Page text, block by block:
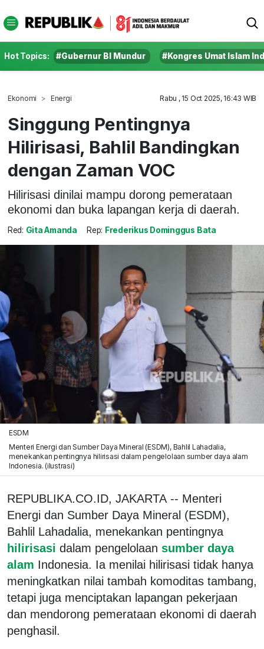
Hot Topics: #Gubernur BI Mundur #Kongres Umat Islam
Ekonomi Energi Rabu , 15 Oct 2025, 16:43 WIB
Singgung Pentingnya
Hilirisasi, Bahlil Bandingkan
dengan Zaman VOC
Hilirisasi dinilai mampu dorong pemerataan
ekonomi dan buka lapangan kerja di daerah.
Red: Gita Amanda Rep: Frederikus Dominggus Bata
ESDM
Menteri Energi dan Sumber Daya Mineral (ESDM), Bahlil Lahadalia,
menekankan pentingnya hilirisasi dalam pengelolaan sumber daya alam
Indonesia. (ilustrasi)
REPUBLIKA.CO.ID, JAKARTA -- Menteri
Energi dan Sumber Daya Mineral (ESDM),
Bahlil Lahadalia, menekankan pentingnya
hilirisasi dalam pengelolaan sumber daya
alam Indonesia. Ia menilai hilirisasi tidak hanya
meningkatkan nilai tambah komoditas tambang,
tetapi juga menciptakan lapangan pekerjaan
dan mendorong pemerataan ekonomi di daerah
penghasil.